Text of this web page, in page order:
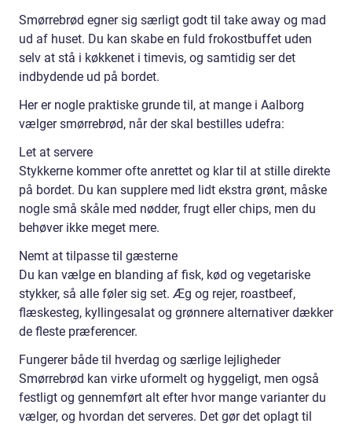
Smørrebrød egner sig særligt godt til take away og mad
ud af huset. Du kan skabe en fuld frokostbuffet uden
selv at stå i køkkenet i timevis, og samtidig ser det
indbydende ud på bordet.
Her er nogle praktiske grunde til, at mange i Aalborg
vælger smørrebrød, når der skal bestilles udefra:
Let at servere
Stykkerne kommer ofte anrettet og klar til at stille direkte
på bordet. Du kan supplere med lidt ekstra grønt, måske
nogle små skåle med nødder, frugt eller chips, men du
behøver ikke meget mere.
Nemt at tilpasse til gæsterne
Du kan vælge en blanding af fisk, kød og vegetariske
stykker, så alle føler sig set. Æg og rejer, roastbeef,
flæskesteg, kyllingesalat og grønnere alternativer dækker
de fleste præferencer.
Fungerer både til hverdag og særlige lejligheder
Smørrebrød kan virke uformelt og hyggeligt, men også
festligt og gennemført alt efter hvor mange varianter du
vælger, og hvordan det serveres. Det gør det oplagt til